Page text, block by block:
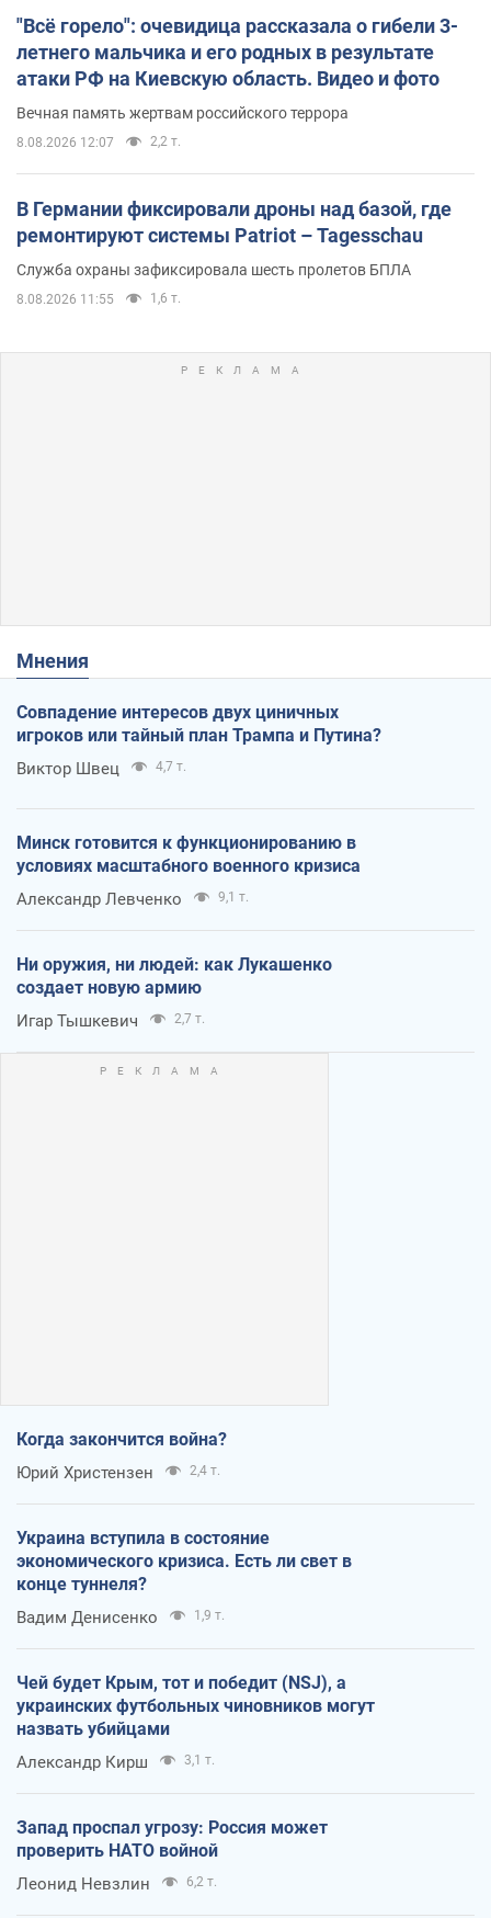
"Всё горело": очевидица рассказала о гибели 3-
летнего мальчика и его родных в результате
атаки РФ на Киевскую область. Видео и фото
Вечная память жертвам российского террора
8.08.2026 12:07 2,2 т.
В Германии фиксировали дроны над базой, где
ремонтируют системы Patriot – Tagesschau
Служба охраны зафиксировала шесть пролетов БПЛА
8.08.2026 11:55 1,6 т.
Мнения
Совпадение интересов двух циничных
игроков или тайный план Трампа и Путина?
Виктор Швец 4,7 т.
Минск готовится к функционированию в
условиях масштабного военного кризиса
Александр Левченко 9,1 т.
Ни оружия, ни людей: как Лукашенко
создает новую армию
Игар Тышкевич 2,7 т.
Когда закончится война?
Юрий Христензен 2,4 т.
Украина вступила в состояние
экономического кризиса. Есть ли свет в
конце туннеля?
Вадим Денисенко 1,9 т.
Чей будет Крым, тот и победит (NSJ), а
украинских футбольных чиновников могут
назвать убийцами
Александр Кирш 3,1 т.
Запад проспал угрозу: Россия может
проверить НАТО войной
Леонид Невзлин 6,2 т.